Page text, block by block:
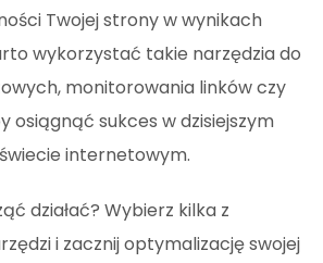
Twojej strony w wynikach
wykorzystać takie narzędzia do
monitorowania linków czy
osiągnąć sukces w dzisiejszym
internetowym.
działać? Wybierz kilka z
i zacznij optymalizację swojej